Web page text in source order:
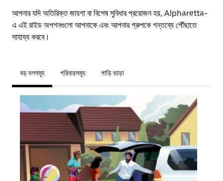
আপনার যদি অতিরিক্ত জায়গা বা বিশেষ সুবিধার প্রয়োজন হয়, Alpharetta-
এ এই রাইড অপশনগুলো আপনাকে এবং আপনার গ্রুপকে গন্তব্যে পৌঁছাতে
সাহায্য করবে।
বড় দলসমূহ পরিবারসমূহ গাড়ি ভাড়া